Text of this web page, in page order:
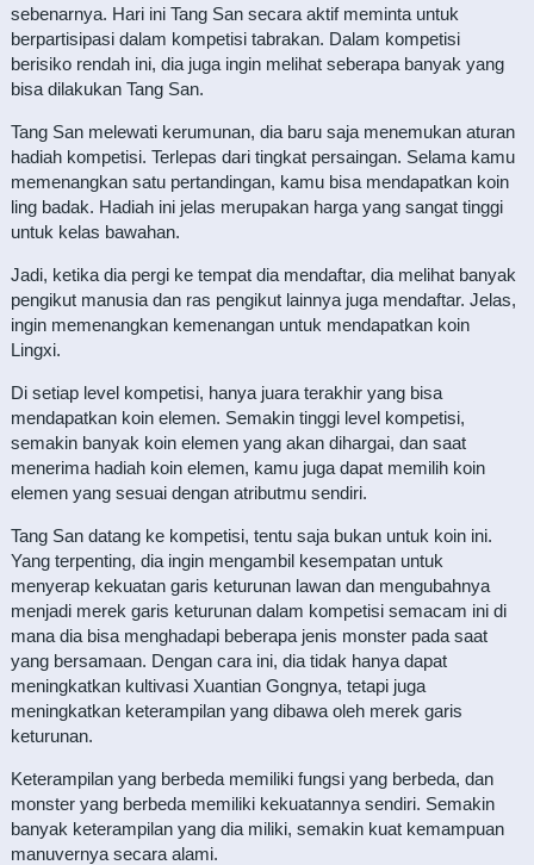
sebenarnya. Hari ini Tang San secara aktif meminta untuk
berpartisipasi dalam kompetisi tabrakan. Dalam kompetisi
berisiko rendah ini, dia juga ingin melihat seberapa banyak yang
bisa dilakukan Tang San.
Tang San melewati kerumunan, dia baru saja menemukan aturan
hadiah kompetisi. Terlepas dari tingkat persaingan. Selama kamu
memenangkan satu pertandingan, kamu bisa mendapatkan koin
ling badak. Hadiah ini jelas merupakan harga yang sangat tinggi
untuk kelas bawahan.
Jadi, ketika dia pergi ke tempat dia mendaftar, dia melihat banyak
pengikut manusia dan ras pengikut lainnya juga mendaftar. Jelas,
ingin memenangkan kemenangan untuk mendapatkan koin
Lingxi.
Di setiap level kompetisi, hanya juara terakhir yang bisa
mendapatkan koin elemen. Semakin tinggi level kompetisi,
semakin banyak koin elemen yang akan dihargai, dan saat
menerima hadiah koin elemen, kamu juga dapat memilih koin
elemen yang sesuai dengan atributmu sendiri.
Tang San datang ke kompetisi, tentu saja bukan untuk koin ini.
Yang terpenting, dia ingin mengambil kesempatan untuk
menyerap kekuatan garis keturunan lawan dan mengubahnya
menjadi merek garis keturunan dalam kompetisi semacam ini di
mana dia bisa menghadapi beberapa jenis monster pada saat
yang bersamaan. Dengan cara ini, dia tidak hanya dapat
meningkatkan kultivasi Xuantian Gongnya, tetapi juga
meningkatkan keterampilan yang dibawa oleh merek garis
keturunan.
Keterampilan yang berbeda memiliki fungsi yang berbeda, dan
monster yang berbeda memiliki kekuatannya sendiri. Semakin
banyak keterampilan yang dia miliki, semakin kuat kemampuan
manuvernya secara alami.